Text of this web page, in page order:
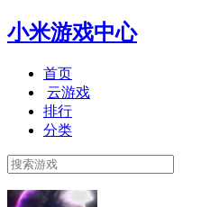
小米游戏中心
首页
云游戏
排行
分类